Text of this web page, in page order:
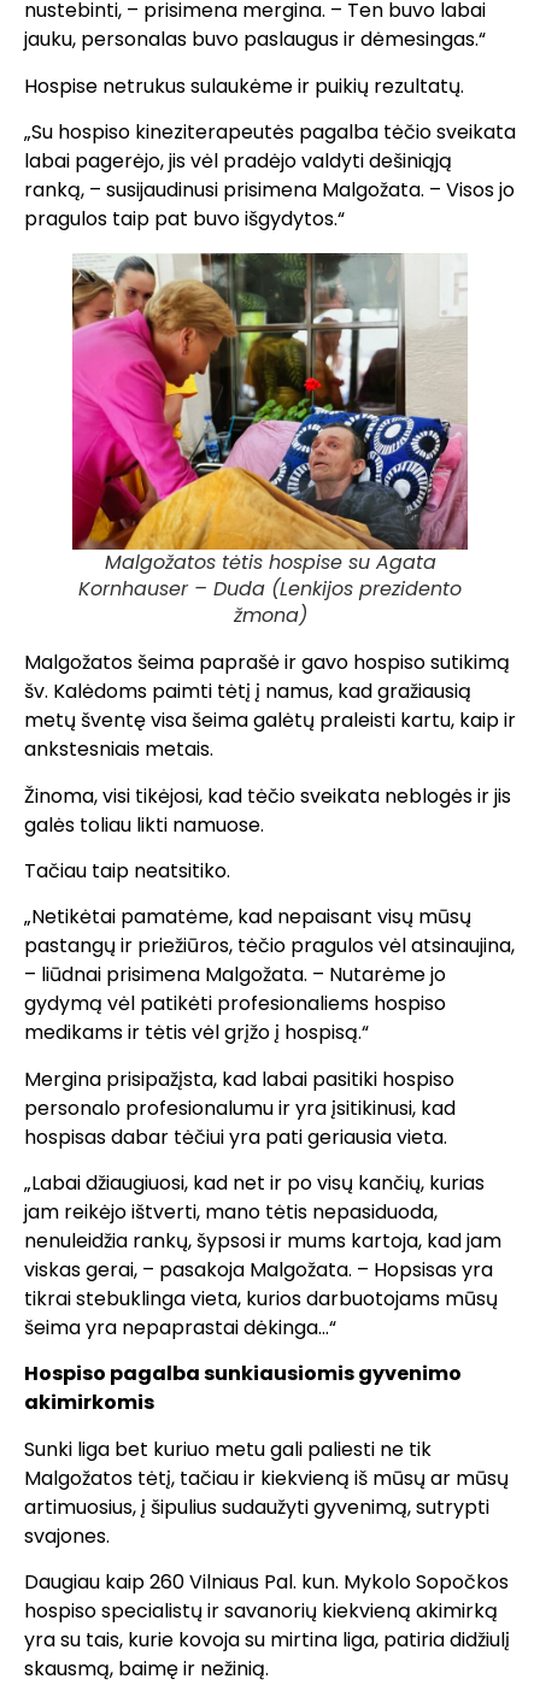
nustebinti, – prisimena mergina. – Ten buvo labai
jauku, personalas buvo paslaugus ir dėmesingas.“
Hospise netrukus sulaukėme ir puikių rezultatų.
„Su hospiso kineziterapeutės pagalba tėčio sveikata
labai pagerėjo, jis vėl pradėjo valdyti dešiniąją
ranką, – susijaudinusi prisimena Malgožata. – Visos jo
pragulos taip pat buvo išgydytos.“
Malgožatos tėtis hospise su Agata
Kornhauser – Duda (Lenkijos prezidento
žmona)
Malgožatos šeima paprašė ir gavo hospiso sutikimą
šv. Kalėdoms paimti tėtį į namus, kad gražiausią
metų šventę visa šeima galėtų praleisti kartu, kaip ir
ankstesniais metais.
Žinoma, visi tikėjosi, kad tėčio sveikata neblogės ir jis
galės toliau likti namuose.
Tačiau taip neatsitiko.
„Netikėtai pamatėme, kad nepaisant visų mūsų
pastangų ir priežiūros, tėčio pragulos vėl atsinaujina,
– liūdnai prisimena Malgožata. – Nutarėme jo
gydymą vėl patikėti profesionaliems hospiso
medikams ir tėtis vėl grįžo į hospisą.“
Mergina prisipažįsta, kad labai pasitiki hospiso
personalo profesionalumu ir yra įsitikinusi, kad
hospisas dabar tėčiui yra pati geriausia vieta.
„Labai džiaugiuosi, kad net ir po visų kančių, kurias
jam reikėjo ištverti, mano tėtis nepasiduoda,
nenuleidžia rankų, šypsosi ir mums kartoja, kad jam
viskas gerai, – pasakoja Malgožata. – Hopsisas yra
tikrai stebuklinga vieta, kurios darbuotojams mūsų
šeima yra nepaprastai dėkinga…“
Hospiso pagalba sunkiausiomis gyvenimo
akimirkomis
Sunki liga bet kuriuo metu gali paliesti ne tik
Malgožatos tėtį, tačiau ir kiekvieną iš mūsų ar mūsų
artimuosius, į šipulius sudaužyti gyvenimą, sutrypti
svajones.
Daugiau kaip 260 Vilniaus Pal. kun. Mykolo Sopočkos
hospiso specialistų ir savanorių kiekvieną akimirką
yra su tais, kurie kovoja su mirtina liga, patiria didžiulį
skausmą, baimę ir nežinią.